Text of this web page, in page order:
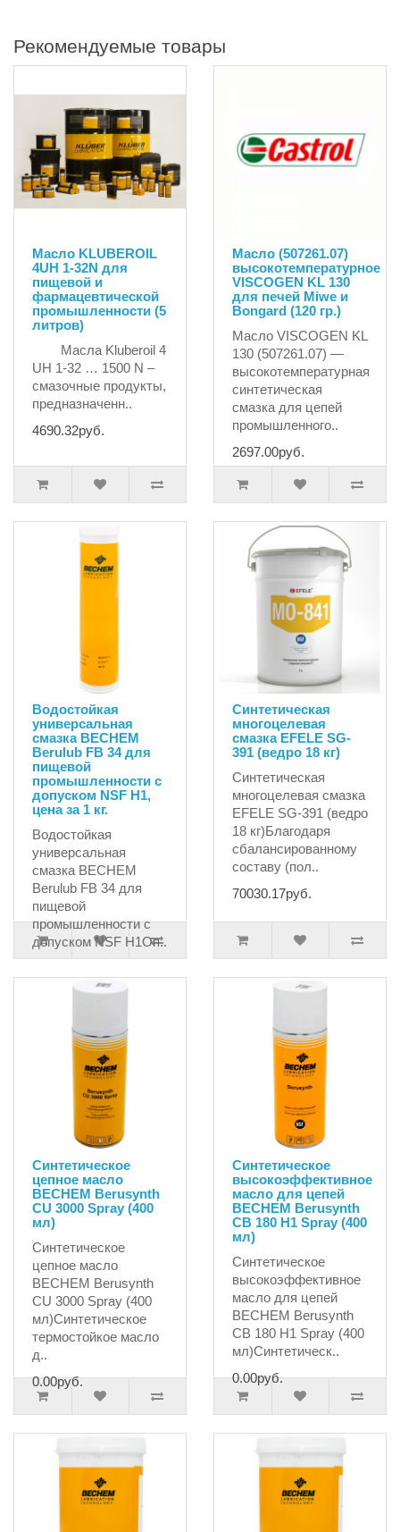
Рекомендуемые товары
Масло KLUBEROIL
4UH 1-32N для
пищевой и
фармацевтической
промышленности (5
литров)
Масла Kluberoil 4
UH 1-32 … 1500 N –
смазочные продукты,
предназначенн..
4690.32руб.
Масло (507261.07)
высокотемпературное
VISCOGEN KL 130
для печей Miwe и
Bongard (120 гр.)
Масло VISCOGEN KL
130 (507261.07) —
высокотемпературная
синтетическая
смазка для цепей
промышленного..
2697.00руб.
Водостойкая
универсальная
смазка BECHEM
Berulub FB 34 для
пищевой
промышленности с
допуском NSF H1,
цена за 1 кг.
Водостойкая
универсальная
смазка BECHEM
Berulub FB 34 для
пищевой
промышленности с
допуском NSF H1Оп..
Синтетическая
многоцелевая
смазка EFELE SG-
391 (ведро 18 кг)
Синтетическая
многоцелевая смазка
EFELE SG-391 (ведро
18 кг)Благодаря
сбалансированному
составу (пол..
70030.17руб.
Синтетическое
цепное масло
BECHEM Berusynth
CU 3000 Spray (400
мл)
Синтетическое
цепное масло
BECHEM Berusynth
CU 3000 Spray (400
мл)Синтетическое
термостойкое масло
д..
0.00руб.
Синтетическое
высокоэффективное
масло для цепей
BECHEM Berusynth
CB 180 H1 Spray (400
мл)
Синтетическое
высокоэффективное
масло для цепей
BECHEM Berusynth
CB 180 H1 Spray (400
мл)Синтетическ..
0.00руб.